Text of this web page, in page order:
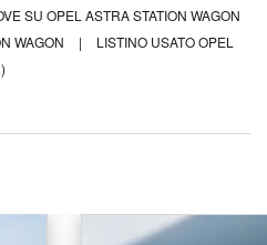
SU OPEL ASTRA STATION WAGON
WAGON |
LISTINO USATO OPEL